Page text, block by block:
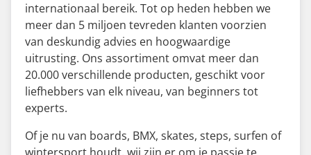
internationaal bereik. Tot op heden hebben we
meer dan 5 miljoen tevreden klanten voorzien
van deskundig advies en hoogwaardige
uitrusting. Ons assortiment omvat meer dan
20.000 verschillende producten, geschikt voor
liefhebbers van elk niveau, van beginners tot
experts.
Of je nu van boards, BMX, skates, steps, surfen of